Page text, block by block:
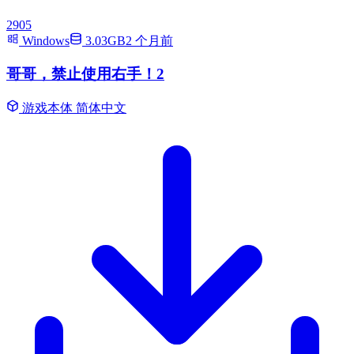
2905
Windows
3.03GB2 个月前
哥哥，禁止使用右手！2
游戏本体 简体中文